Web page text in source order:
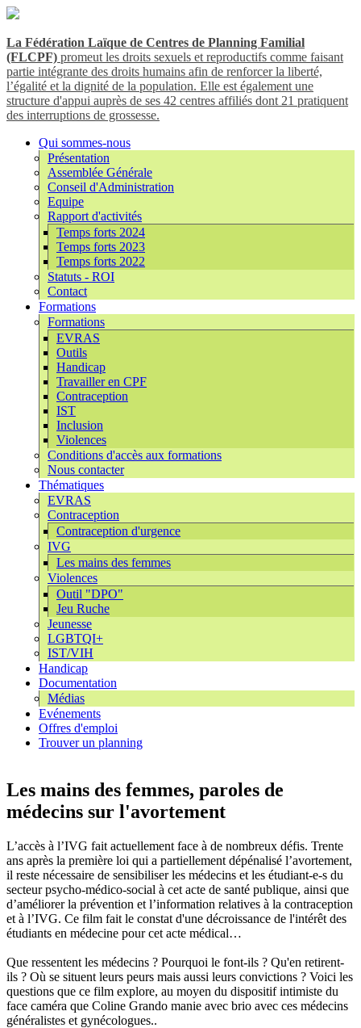
La Fédération Laïque de Centres de Planning Familial
(FLCPF) promeut les droits sexuels et reproductifs comme faisant
partie intégrante des droits humains afin de renforcer la liberté,
l’égalité et la dignité de la population. Elle est également une
structure d'appui auprès de ses 42 centres affiliés dont 21 pratiquent
des interruptions de grossesse.
Qui sommes-nous
Présentation
Assemblée Générale
Conseil d'Administration
Equipe
Rapport d'activités
Temps forts 2024
Temps forts 2023
Temps forts 2022
Statuts - ROI
Contact
Formations
Formations
EVRAS
Outils
Handicap
Travailler en CPF
Contraception
IST
Inclusion
Violences
Conditions d'accès aux formations
Nous contacter
Thématiques
EVRAS
Contraception
Contraception d'urgence
IVG
Les mains des femmes
Violences
Outil "DPO"
Jeu Ruche
Jeunesse
LGBTQI+
IST/VIH
Handicap
Documentation
Médias
Evénements
Offres d'emploi
Trouver un planning
Les mains des femmes, paroles de
médecins sur l'avortement
L’accès à l’IVG fait actuellement face à de nombreux défis. Trente
ans après la première loi qui a partiellement dépénalisé l’avortement,
il reste nécessaire de sensibiliser les médecins et les étudiant-e-s du
secteur psycho-médico-social à cet acte de santé publique, ainsi que
d’améliorer la prévention et l’information relatives à la contraception
et à l’IVG. Ce film fait le constat d'une décroissance de l'intérêt des
étudiants en médecine pour cet acte médical…
Que ressentent les médecins ? Pourquoi le font-ils ? Qu'en retirent-
ils ? Où se situent leurs peurs mais aussi leurs convictions ? Voici les
questions que ce film explore, au moyen du dispositif intimiste du
face caméra que Coline Grando manie avec brio avec ces médecins
généralistes et gynécologues..